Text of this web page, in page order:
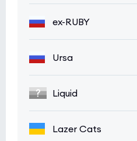
ex-RUBY
Ursa
Liquid
Lazer Cats